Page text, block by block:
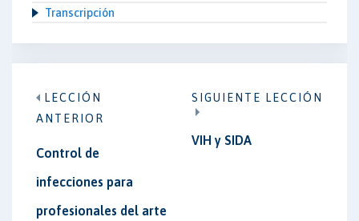
Transcripción
LECCIÓN
ANTERIOR
Control de
infecciones para
profesionales del arte
SIGUIENTE LECCIÓN
VIH y SIDA